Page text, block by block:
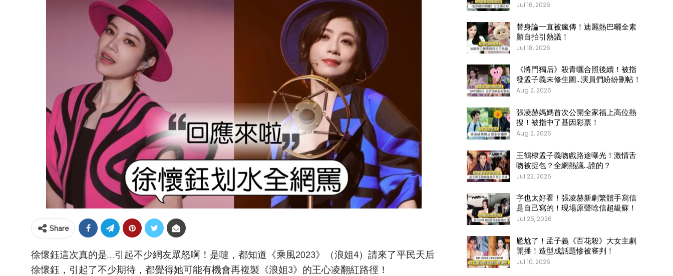
Share
徐懷鈺這次真的是…引起不少網友眾怒啊！是噠，都知道《乘風2023》（浪姐4）請來了平民天后
徐懷鈺，引起了不少期待，都覺得她可能有機會再複製《浪姐3》的王心凌翻紅路徑！
Jul 16, 2026
替身論一直被瘋傳！迪麗熱巴曬全素
顏自拍引熱議！
Jul 18, 2026
《將門獨后》殺青曬合照後續！被指
發孟子義未修生圖…演員們紛紛刪帖！
Aug 2, 2026
張凌赫媽媽首次公開全家福上高位熱
搜！被指中了基因彩票！
Aug 2, 2026
王鶴棣孟子義吻戲路途曝光！激情舌
吻被捉包？全網熱議…誰的？
Jul 22, 2026
字也太好看！張凌赫新劇繁體手寫信
是自己寫的！現場原聲唸信超級蘇！
Jul 25, 2026
尷尬了！孟子義《百花殺》大女主劇
開播！造型成話題慘被審判！
Jul 10, 2026